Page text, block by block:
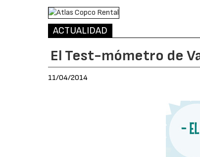
ACTUALIDAD
El Test-mómetro de
11/04/2014